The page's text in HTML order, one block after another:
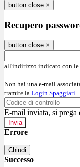
button close ×
Recupero
button close ×
all'indirizzo indicato con le
Non hai una e-mail
tramite la Login Spaggiari
E-mail inviata, si prega
Errore
Chiudi
Successo